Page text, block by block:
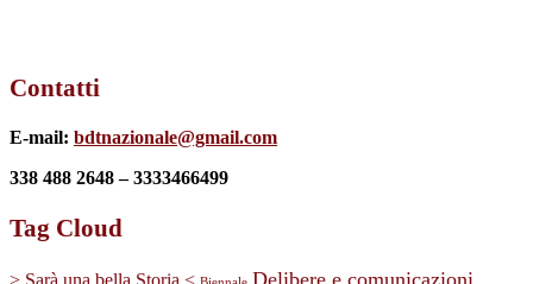
Contatti
E-mail: bdtnazionale@gmail.com
338 488 2648 – 3333466499
Tag Cloud
> Sarà una bella Storia < Biennale Delibere e comunicazioni